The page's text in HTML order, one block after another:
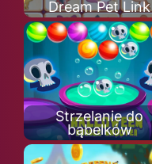
Dream Pet Link
Strzelanie do
bąbelków